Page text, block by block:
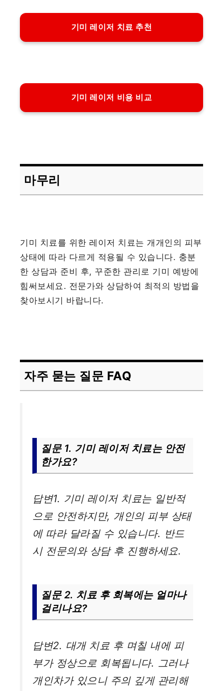
기미 레이저 치료 추천
기미 레이저 비용 비교
마무리
기미 치료를 위한 레이저 치료는 개개인의 피부
상태에 따라 다르게 적용될 수 있습니다. 충분
한 상담과 준비 후, 꾸준한 관리로 기미 예방에
힘써보세요. 전문가와 상담하여 최적의 방법을
찾아보시기 바랍니다.
자주 묻는 질문 FAQ
질문 1. 기미 레이저 치료는 안전
한가요?
답변1. 기미 레이저 치료는 일반적
으로 안전하지만, 개인의 피부 상태
에 따라 달라질 수 있습니다. 반드
시 전문의와 상담 후 진행하세요.
질문 2. 치료 후 회복에는 얼마나
걸리나요?
답변2. 대개 치료 후 며칠 내에 피
부가 정상으로 회복됩니다. 그러나
개인차가 있으니 주의 깊게 관리해